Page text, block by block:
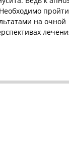
пройти
на очной